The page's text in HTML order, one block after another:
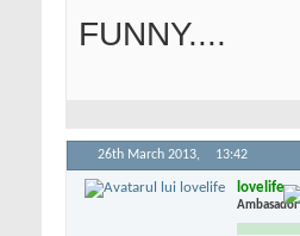
FUNNY....
26th March 2013, 13:42
lovelife
Ambasador